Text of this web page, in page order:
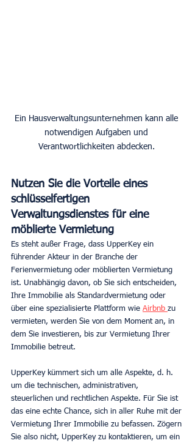
Ein Hausverwaltungsunternehmen kann alle
notwendigen Aufgaben und
Verantwortlichkeiten abdecken.
Nutzen Sie die Vorteile eines
schlüsselfertigen
Verwaltungsdienstes für eine
möblierte Vermietung
Es steht außer Frage, dass UpperKey ein
führender Akteur in der Branche der
Ferienvermietung oder möblierten Vermietung
ist. Unabhängig davon, ob Sie sich entscheiden,
Ihre Immobilie als Standardvermietung oder
über eine spezialisierte Plattform wie Airbnb zu
vermieten, werden Sie von dem Moment an, in
dem Sie investieren, bis zur Vermietung Ihrer
Immobilie betreut.
UpperKey kümmert sich um alle Aspekte, d. h.
um die technischen, administrativen,
steuerlichen und rechtlichen Aspekte. Für Sie ist
das eine echte Chance, sich in aller Ruhe mit der
Vermietung Ihrer Immobilie zu befassen. Zögern
Sie also nicht, UpperKey zu kontaktieren, um ein